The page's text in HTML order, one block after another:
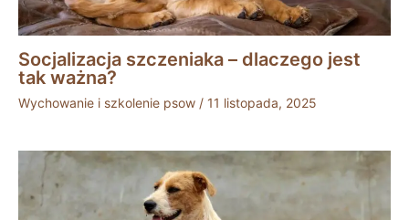
Socjalizacja szczeniaka – dlaczego jest
tak ważna?
Wychowanie i szkolenie psow / 11 listopada, 2025